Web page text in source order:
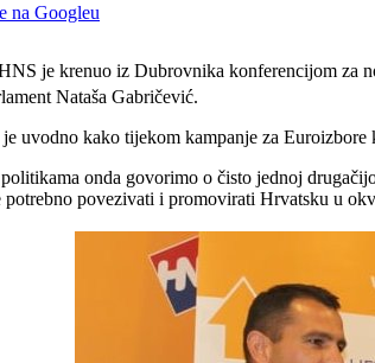
na Googleu
je krenuo iz Dubrovnika konferencijom za
Nataša Gabričević.
uvodno kako tijekom kampanje za
onda govorimo o čisto jednoj
povezivati i promovirati Hrvatsku u